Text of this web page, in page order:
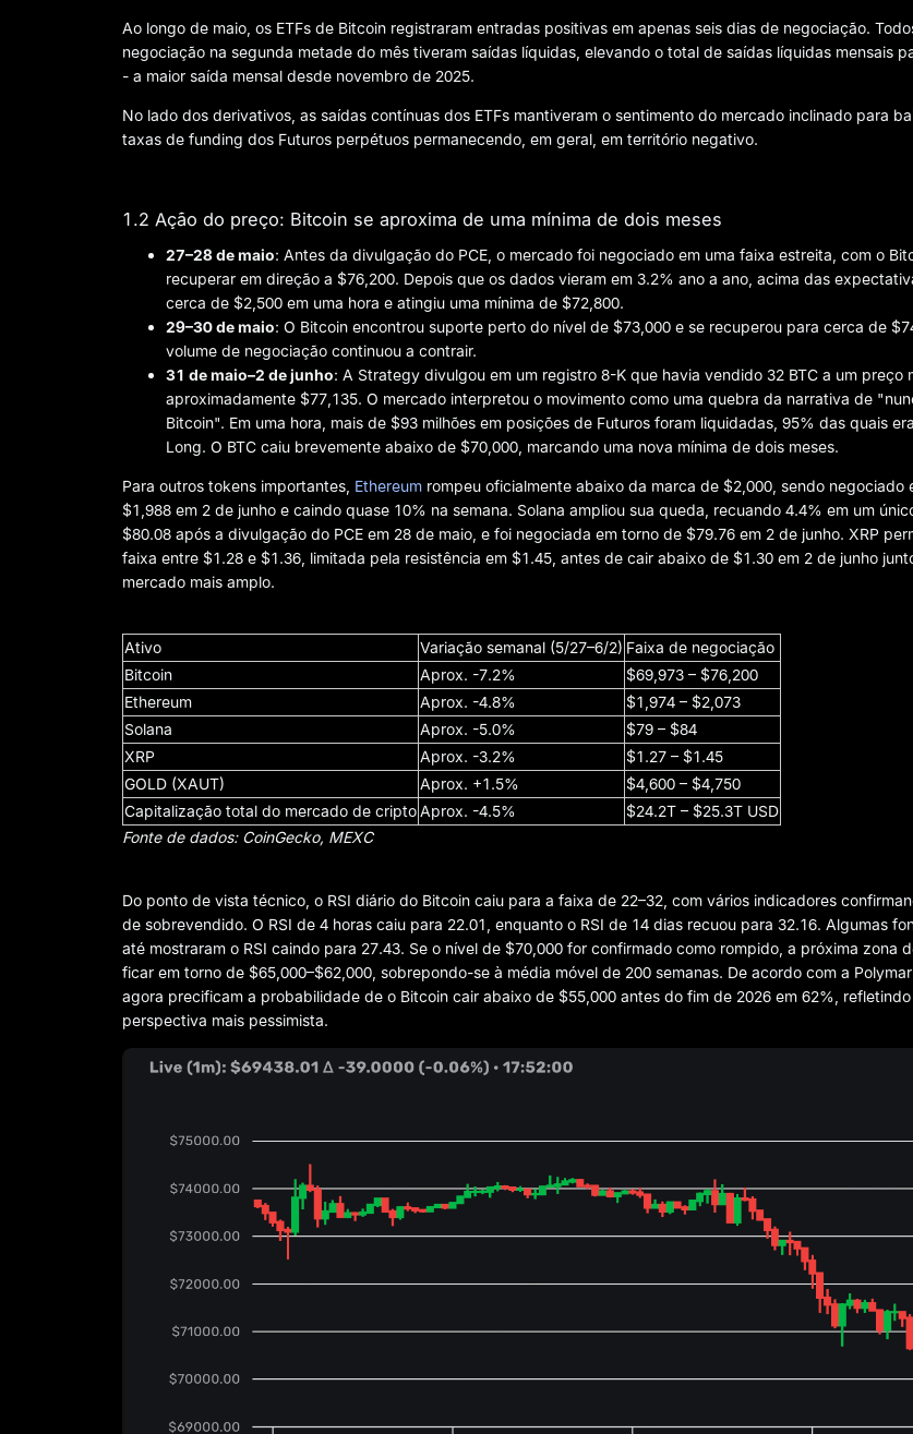
Ao longo de maio, os ETFs de Bitcoin registraram entradas positivas em apenas seis dias de negociação.
negociação na segunda metade do mês tiveram saídas líquidas, elevando o total de saídas líquidas mensais
- a maior saída mensal desde novembro de 2025.
No lado dos derivativos, as saídas contínuas dos ETFs mantiveram o sentimento do mercado inclinado para
taxas de funding dos Futuros perpétuos permanecendo, em geral, em território negativo.
1.2 Ação do preço: Bitcoin se aproxima de uma mínima de dois meses
27–28 de maio: Antes da divulgação do PCE, o mercado foi negociado em uma faixa estreita, com o
recuperar em direção a $76,200. Depois que os dados vieram em 3.2% ano a ano, acima das
cerca de $2,500 em uma hora e atingiu uma mínima de $72,800.
29–30 de maio: O Bitcoin encontrou suporte perto do nível de $73,000 e se recuperou para cerca de
volume de negociação continuou a contrair.
31 de maio–2 de junho: A Strategy divulgou em um registro 8-K que havia vendido 32 BTC a um preço
aproximadamente $77,135. O mercado interpretou o movimento como uma quebra da narrativa de
Bitcoin". Em uma hora, mais de $93 milhões em posições de Futuros foram liquidadas, 95% das quais
Long. O BTC caiu brevemente abaixo de $70,000, marcando uma nova mínima de dois meses.
Para outros tokens importantes, Ethereum rompeu oficialmente abaixo da marca de $2,000, sendo negociado
$1,988 em 2 de junho e caindo quase 10% na semana. Solana ampliou sua queda, recuando 4.4% em um
$80.08 após a divulgação do PCE em 28 de maio, e foi negociada em torno de $79.76 em 2 de junho. XRP
faixa entre $1.28 e $1.36, limitada pela resistência em $1.45, antes de cair abaixo de $1.30 em 2 de junho
mercado mais amplo.
Ativo Variação semanal (5/27–6/2) Faixa de negociação
Bitcoin
Aprox. -7.2%
$69,973 – $76,200
Ethereum
Aprox. -4.8%
$1,974 – $2,073
Solana
Aprox. -5.0%
$79 – $84
XRP
Aprox. -3.2%
$1.27 – $1.45
GOLD (XAUT)
Aprox. +1.5%
$4,600 – $4,750
Capitalização total do mercado de criptoAprox. -4.5%
$24.2T – $25.3T USD
Fonte de dados: CoinGecko, MEXC
Do ponto de vista técnico, o RSI diário do Bitcoin caiu para a faixa de 22–32, com vários indicadores
de sobrevendido. O RSI de 4 horas caiu para 22.01, enquanto o RSI de 14 dias recuou para 32.16. Algumas
até mostraram o RSI caindo para 27.43. Se o nível de $70,000 for confirmado como rompido, a próxima zona
ficar em torno de $65,000–$62,000, sobrepondo-se à média móvel de 200 semanas. De acordo com a
agora precificam a probabilidade de o Bitcoin cair abaixo de $55,000 antes do fim de 2026 em 62%, refletindo
perspectiva mais pessimista.